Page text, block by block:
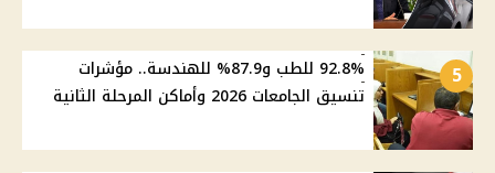
5
92.8% للطب و87.9% للهندسة.. مؤشرات
تنسيق الجامعات 2026 وأماكن المرحلة الثانية